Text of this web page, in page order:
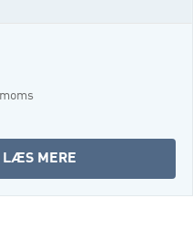
LÆS MERE
GRUNDBOG